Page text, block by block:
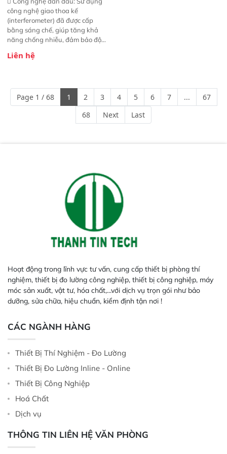
công nghệ giao thoa kế
(interferometer) đã được cấp
bằng sáng chế, giúp tăng khả
năng chống nhiễu, đảm bảo độ
Phạm vi ứng dụng rộng: Đáp ứng
ngành công nghiệp khác nhau. 
Độ nhạy cao: Trang bị đầu dò
InGaAs độ nhạy cao, cung cấp
phản hồi phổ tuyến tính đầy đủ,
đảm bảo độ chính xác và khả
Liên hệ
Page 1 / 68 1 2 3 4 5 6 7 ...
67
68
Next Last
Hoạt động trong lĩnh vực tư vấn, cung cấp thiết bị phòng thí
nghiệm, thiết bị đo lường công nghiệp, thiết bị công nghiệp, máy
móc sản xuất, vật tư, hóa chất,...với dịch vụ trọn gói như bảo
dưỡng, sửa chữa, hiệu chuẩn, kiểm định tận nơi !
CÁC NGÀNH HÀNG
Thiết Bị Thí Nghiệm - Đo Lường
Thiết Bị Đo Lường Inline - Online
Thiết Bị Công Nghiệp
Hoá Chất
Dịch vụ
THÔNG TIN LIÊN HỆ VĂN PHÒNG